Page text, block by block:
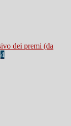
dei premi (da
4